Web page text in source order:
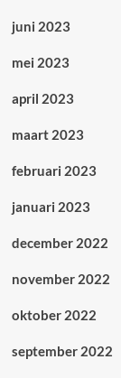
juni 2023
mei 2023
april 2023
maart 2023
februari 2023
januari 2023
december 2022
november 2022
oktober 2022
september 2022